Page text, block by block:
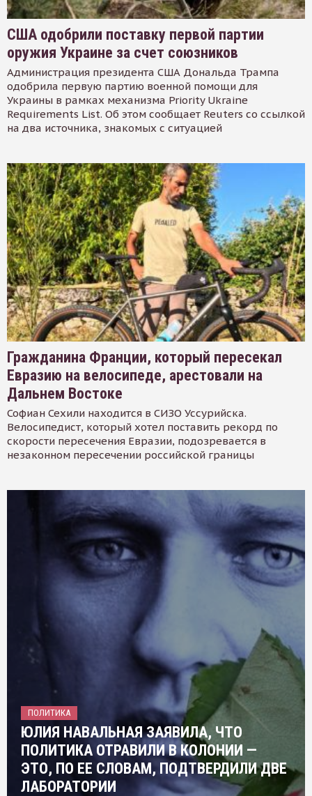
США одобрили поставку первой партии
оружия Украине за счет союзников
Администрация президента США Дональда Трампа
одобрила первую партию военной помощи для
Украины в рамках механизма Priority Ukraine
Requirements List. Об этом сообщает Reuters со ссылкой
на два источника, знакомых с ситуацией
Гражданина Франции, который пересекал
Евразию на велосипеде, арестовали на
Дальнем Востоке
Софиан Сехили находится в СИЗО Уссурийска.
Велосипедист, который хотел поставить рекорд по
скорости пересечения Евразии, подозревается в
незаконном пересечении российской границы
ПОЛИТИКА
ЮЛИЯ НАВАЛЬНАЯ ЗАЯВИЛА, ЧТО
ПОЛИТИКА ОТРАВИЛИ В КОЛОНИИ —
ЭТО, ПО ЕЕ СЛОВАМ, ПОДТВЕРДИЛИ ДВЕ
ЛАБОРАТОРИИ